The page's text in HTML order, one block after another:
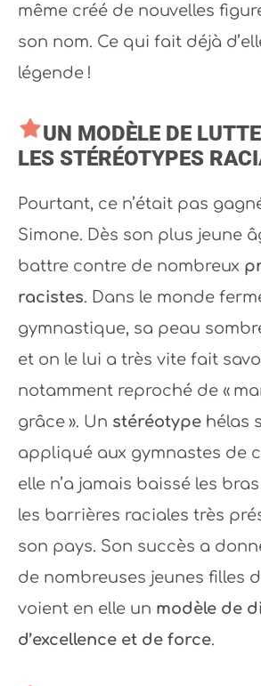
même créé de nouvelles
son nom. Ce qui fait déjà
légende !
UN MODÈLE DE
LES STÉRÉOTYPES
Pourtant, ce n’était pas
Simone. Dès son plus jeune
battre contre de nombreux
racistes. Dans le monde
gymnastique, sa peau
et on le lui a très vite fait
notamment reproché de «
grâce ». Un stéréotype hélas
appliqué aux gymnastes de
elle n’a jamais baissé les
les barrières raciales très
son pays. Son succès a
de nombreuses jeunes filles
voient en elle un modèle de
d’excellence et de force.